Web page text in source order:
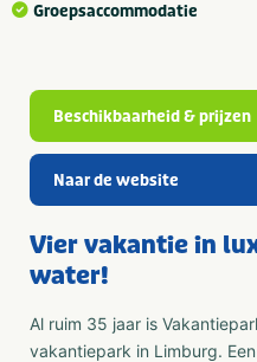
Groepsaccommodatie
Beschikbaarheid & prijzen
Naar de website
Vier vakantie in
water!
Al ruim 35 jaar is
vakantiepark in Limburg.